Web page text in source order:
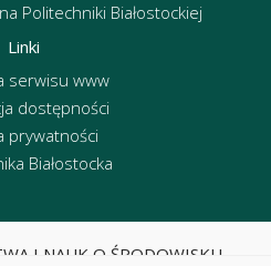
Politechniki Białostockiej
Linki
serwisu www
dostępności
prywatności
Białostocka
I NAUK O ŚRODOWISKU